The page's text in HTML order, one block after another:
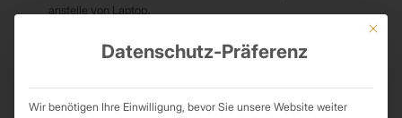
anstelle von Laptop.
Mit
Datenschutz-Präferenz
Wir benötigen Ihre Einwilligung, bevor Sie unsere Website weiter